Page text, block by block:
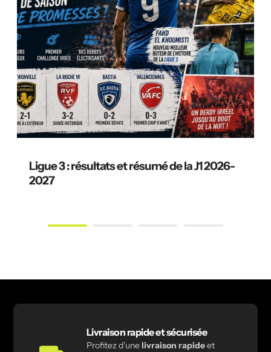
Ligue 3 : résultats et résumé de la J1 2026-
2027
Livraison rapide et sécurisée
Profitez d’unelivraison rapideet